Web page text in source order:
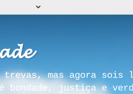
mas agora sois
justiça e